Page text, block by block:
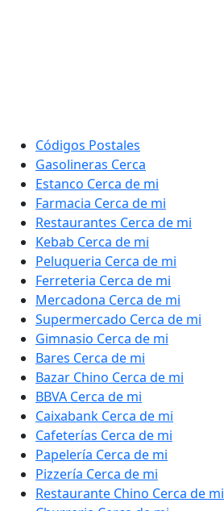
Códigos Postales
Gasolineras Cerca
Estanco Cerca de mi
Farmacia Cerca de mi
Restaurantes Cerca de mi
Kebab Cerca de mi
Peluqueria Cerca de mi
Ferreteria Cerca de mi
Mercadona Cerca de mi
Supermercado Cerca de mi
Gimnasio Cerca de mi
Bares Cerca de mi
Bazar Chino Cerca de mi
BBVA Cerca de mi
Caixabank Cerca de mi
Cafeterías Cerca de mi
Papelería Cerca de mi
Pizzería Cerca de mi
Restaurante Chino Cerca de mi